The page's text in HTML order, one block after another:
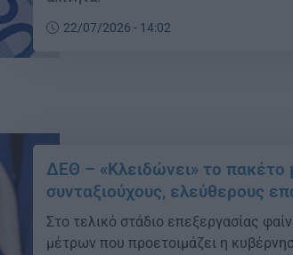
22/07/2026 - 14:02
ΔΕΘ – «Κλειδώνει» το πακέτο
συνταξιούχους, ελεύθερους
Στο τελικό στάδιο επεξεργασίας
μέτρων που προετοιμάζει η